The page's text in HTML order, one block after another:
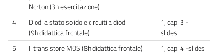
Norton (3h esercitazione)
4
Diodi a stato solido e circuiti a diodi
(9h didattica frontale)
1, cap. 3 -
slides
5
Il transistore MOS (8h didattica frontale) 1, cap. 4 -slides